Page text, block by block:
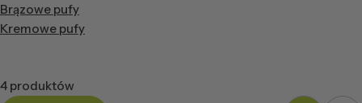
Brązowe pufy
Kremowe pufy
4 produktów